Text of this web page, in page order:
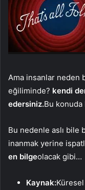
Ama insanlar neden
eğiliminde? kendi
edersiniz.Bu konuda
Bu nedenle aslı bile
inanmak yerine
en bilgeolacak gibi…
Kaynak: